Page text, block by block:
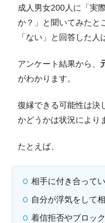
成人男女200人に「実
か？」と聞いてみたと
「ない」と回答した人
アンケート結果から、
がわかります。
復縁できる可能性は決
かどうかは状況により
たとえば、
相手に付き合って
自分が浮気をして
着信拒否やブロッ